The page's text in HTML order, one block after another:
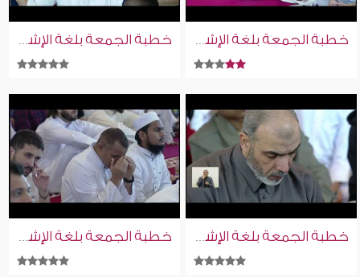
خطبة الجمعة بلغة الإشارة للصم | 13-2-2026 خطبة الجمعة بلغة الإشارة للصم | 17-10-2025
خطبة الجمعة بلغة الإشارة للصم | 16-1-2026 خطبة الجمعة بلغة الإشارة للصم | 5-12-2025